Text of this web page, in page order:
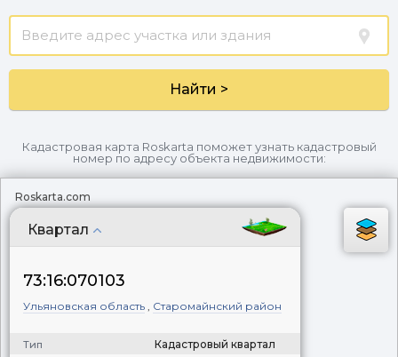
Найти >
Кадастровая карта Roskarta поможет узнать кадастровый
номер по адресу объекта недвижимости:
Roskarta.com
Квартал
73:16:070103
Ульяновская область Старомайнский район
Тип Кадастровый квартал